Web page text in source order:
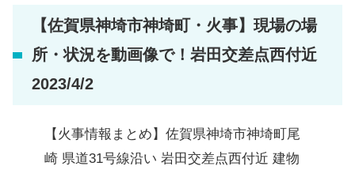
【佐賀県神埼市神埼町・火事】現場の場
所・状況を動画像で！岩田交差点西付近
2023/4/2
【火事情報まとめ】佐賀県神埼市神埼町尾
崎 県道31号線沿い 岩田交差点西付近 建物